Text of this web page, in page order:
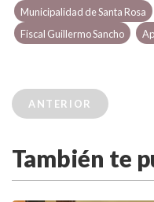
Municipalidad de Santa Rosa
Fiscal Guillermo Sancho
ANTERIOR
También te